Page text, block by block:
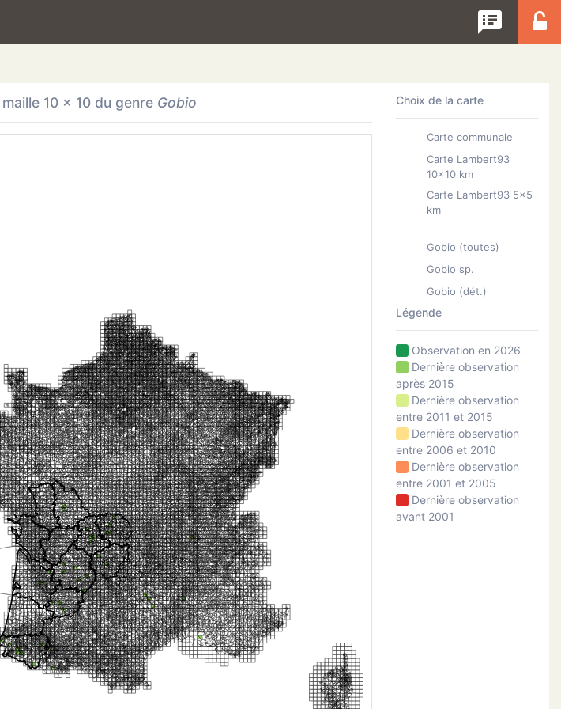
speaker_notes
10 x 10 du genre Gobio Choix de la carte
Carte communale
Carte Lambert93
10x10 km
Carte Lambert93 5x5
km
Gobio (toutes)
Gobio sp.
Gobio (dét.)
Légende
Observation en 2026
Dernière observation
après 2015
Dernière observation
entre 2011 et 2015
Dernière observation
entre 2006 et 2010
Dernière observation
entre 2001 et 2005
Dernière observation
avant 2001